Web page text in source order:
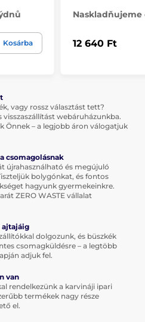
Kosárba
Naskladňujeme
12 640 Ft
vagy rossz választást tett?
visszaszállítást webáruházunkba.
Önnek – a legjobb áron válogatjuk
csomagolásnak
újrahasználható és megújuló
bolygónkat, és fontos
hagyunk gyermekeinkre.
ZERO WASTE vállalat
ajtajáig
dolgozunk, és büszkék
csomagküldésre – a legtöbb
adjuk fel.
van
rendelkezünk a karvináji ipari
termékek nagy része
el.